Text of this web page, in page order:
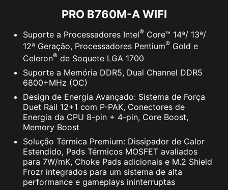
PRO B760M-A WIFI
Suporte a Processadores Intel® Core™ 14ª/ 13ª/
12ª Geração, Processadores Pentium® Gold e
Celeron® de Soquete LGA 1700
Suporte a Memória DDR5, Dual Channel DDR5
6800+MHz (OC)
Design de Energia Avançado: Sistema de Força
Duet Rail 12+1 com P-PAK, Conectores de
Energia da CPU 8-pin + 4-pin, Core Boost,
Memory Boost
Solução Térmica Premium: Dissipador de Calor
Estendido, Pads Térmicos MOSFET avaliados
para 7W/mK, Choke Pads adicionais e M.2 Shield
Frozr integrados para um sistema de alta
performance e gameplays ininterruptas